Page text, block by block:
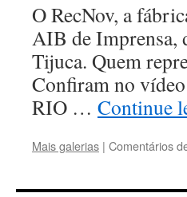
O RecNov, a
AIB de Imprensa,
Tijuca. Quem
Confiram no
RIO … Continue
Mais galerias | Comentários